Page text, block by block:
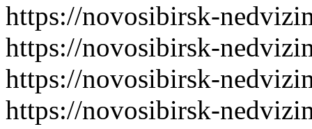
https://novosibirsk-
https://novosibirsk-
https://novosibirsk-
https://novosibirsk-